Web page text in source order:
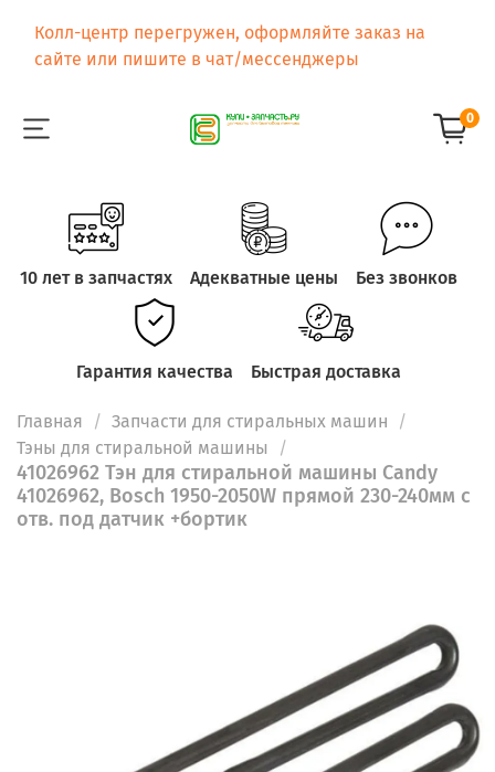
Колл-центр перегружен, оформляйте заказ на
сайте или пишите в чат/мессенджеры
0
10 лет в запчастях Адекватные цены Без звонков
Гарантия качества Быстрая доставка
Главная
Запчасти для стиральных машин
Тэны для стиральной машины
41026962 Тэн для стиральной машины Candy
41026962, Bosch 1950-2050W прямой 230-240мм с
отв. под датчик +бортик